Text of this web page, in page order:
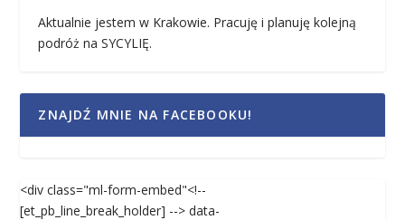
Aktualnie jestem w Krakowie. Pracuję i planuję kolejną
podróż na SYCYLIĘ.
ZNAJDŹ MNIE NA FACEBOOKU!
<div class="ml-form-embed"<!--
[et_pb_line_break_holder] --> data-